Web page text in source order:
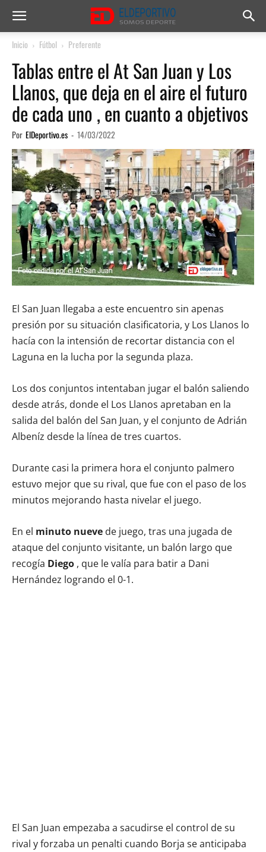
Inicio Fútbol Preferente
Tablas entre el At San Juan y Los
Llanos, que deja en el aire el futuro
de cada uno , en cuanto a objetivos
Por ElDeportivo.es - 14/03/2022
El San Juan llegaba a este encuentro sin apenas
presión por su situación clasificatoria, y Los Llanos lo
hacía con la intensión de recortar distancia con el
Laguna en la lucha por la segunda plaza.
Los dos conjuntos intentaban jugar el balón saliendo
desde atrás, donde el Los Llanos apretaban en la
salida del balón del San Juan, y el conjunto de Adrián
Albeníz desde la línea de tres cuartos.
Durante casi la primera hora el conjunto palmero
estuvo mejor que su rival, que fue con el paso de los
minutos mejorando hasta nivelar el juego.
En el minuto nueve de juego, tras una jugada de
ataque del conjunto visitante, un balón largo que
recogía Diego , que le valía para batir a Dani
Hernández logrando el 0-1.
El San Juan empezaba a sacudirse el control de su
rival y forzaba un penalti cuando Borja se anticipaba